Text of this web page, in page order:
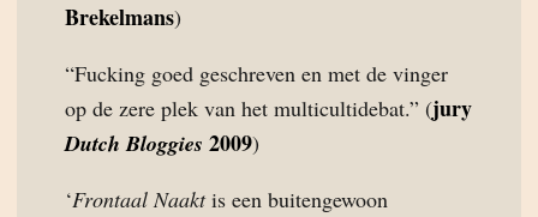
Brekelmans)
“Fucking goed geschreven en met de vinger
op de zere plek van het multicultidebat.” (jury
Dutch Bloggies 2009)
‘Frontaal Naaktis een buitengewoon